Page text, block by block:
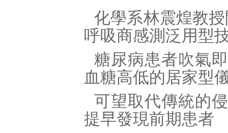
化學系林震煌教
呼吸商感測泛用型
糖尿病患者吹氣
血糖高低的居家型
可望取代傳統的
提早發現前期患者